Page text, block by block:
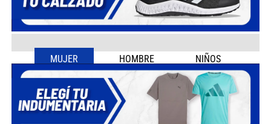
MUJER HOMBRE NIÑOS
35 36 38